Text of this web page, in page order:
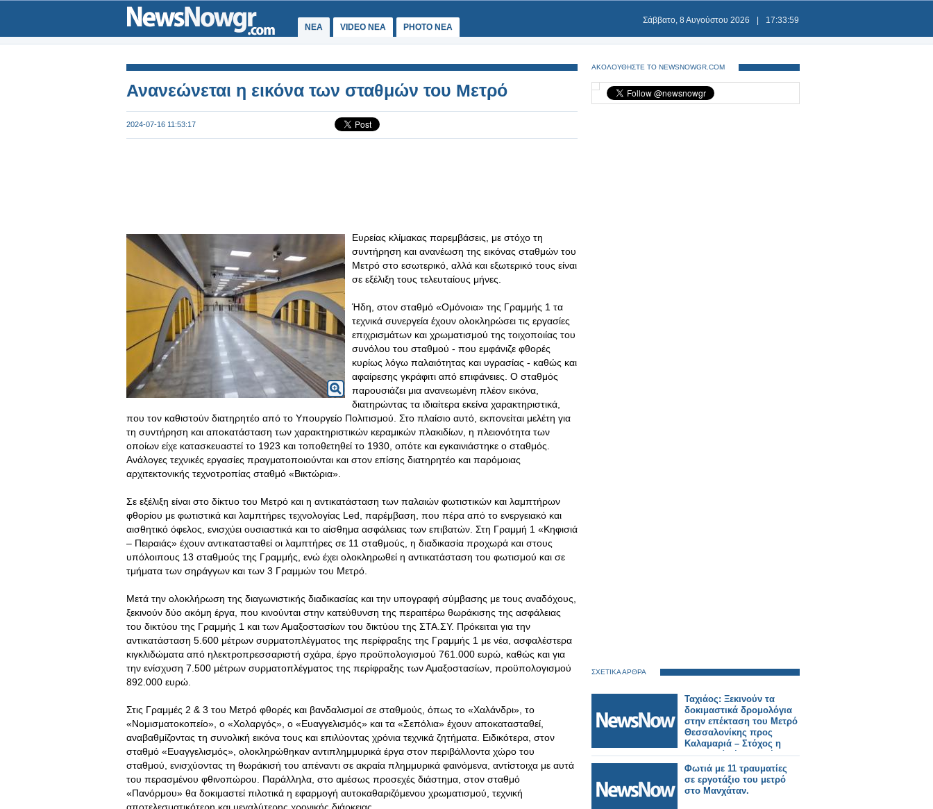
ΝΕΑ VIDEO NEA PHOTO NEA
Σάββατο, 8 Αυγούστου 2026 17:33:59
Ανανεώνεται η εικόνα των σταθμών του Μετρό
2024-07-16 11:53:17
Ευρείας κλίμακας παρεμβάσεις, με στόχο τη
συντήρηση και ανανέωση της εικόνας σταθμών του
Μετρό στο εσωτερικό, αλλά και εξωτερικό τους είναι
σε εξέλιξη τους τελευταίους μήνες.
Ήδη, στον σταθμό «Ομόνοια» της Γραμμής 1 τα
τεχνικά συνεργεία έχουν ολοκληρώσει τις εργασίες
επιχρισμάτων και χρωματισμού της τοιχοποιίας του
συνόλου του σταθμού - που εμφάνιζε φθορές
κυρίως λόγω παλαιότητας και υγρασίας - καθώς και
αφαίρεσης γκράφιτι από επιφάνειες. Ο σταθμός
παρουσιάζει μια ανανεωμένη πλέον εικόνα,
διατηρώντας τα ιδιαίτερα εκείνα χαρακτηριστικά,
που τον καθιστούν διατηρητέο από το Υπουργείο Πολιτισμού. Στο πλαίσιο αυτό, εκπονείται μελέτη για
τη συντήρηση και αποκατάσταση των χαρακτηριστικών κεραμικών πλακιδίων, η πλειονότητα των
οποίων είχε κατασκευαστεί το 1923 και τοποθετηθεί το 1930, οπότε και εγκαινιάστηκε ο σταθμός.
Ανάλογες τεχνικές εργασίες πραγματοποιούνται και στον επίσης διατηρητέο και παρόμοιας
αρχιτεκτονικής τεχνοτροπίας σταθμό «Βικτώρια».
Σε εξέλιξη είναι στο δίκτυο του Μετρό και η αντικατάσταση των παλαιών φωτιστικών και λαμπτήρων
φθορίου με φωτιστικά και λαμπτήρες τεχνολογίας Led, παρέμβαση, που πέρα από το ενεργειακό και
αισθητικό όφελος, ενισχύει ουσιαστικά και το αίσθημα ασφάλειας των επιβατών. Στη Γραμμή 1 «Κηφισιά
– Πειραιάς» έχουν αντικατασταθεί οι λαμπτήρες σε 11 σταθμούς, η διαδικασία προχωρά και στους
υπόλοιπους 13 σταθμούς της Γραμμής, ενώ έχει ολοκληρωθεί η αντικατάσταση του φωτισμού και σε
τμήματα των σηράγγων και των 3 Γραμμών του Μετρό.
Μετά την ολοκλήρωση της διαγωνιστικής διαδικασίας και την υπογραφή σύμβασης με τους αναδόχους,
ξεκινούν δύο ακόμη έργα, που κινούνται στην κατεύθυνση της περαιτέρω θωράκισης της ασφάλειας
του δικτύου της Γραμμής 1 και των Αμαξοστασίων του δικτύου της ΣΤΑ.ΣΥ. Πρόκειται για την
αντικατάσταση 5.600 μέτρων συρματοπλέγματος της περίφραξης της Γραμμής 1 με νέα, ασφαλέστερα
κιγκλιδώματα από ηλεκτροπρεσσαριστή σχάρα, έργο προϋπολογισμού 761.000 ευρώ, καθώς και για
την ενίσχυση 7.500 μέτρων συρματοπλέγματος της περίφραξης των Αμαξοστασίων, προϋπολογισμού
892.000 ευρώ.
Στις Γραμμές 2 & 3 του Μετρό φθορές και βανδαλισμοί σε σταθμούς, όπως το «Χαλάνδρι», το
«Νομισματοκοπείο», ο «Χολαργός», ο «Ευαγγελισμός» και τα «Σεπόλια» έχουν αποκατασταθεί,
αναβαθμίζοντας τη συνολική εικόνα τους και επιλύοντας χρόνια τεχνικά ζητήματα. Ειδικότερα, στον
σταθμό «Ευαγγελισμός», ολοκληρώθηκαν αντιπλημμυρικά έργα στον περιβάλλοντα χώρο του
σταθμού, ενισχύοντας τη θωράκισή του απέναντι σε ακραία πλημμυρικά φαινόμενα, αντίστοιχα με αυτά
του περασμένου φθινοπώρου. Παράλληλα, στο αμέσως προσεχές διάστημα, στον σταθμό
«Πανόρμου» θα δοκιμαστεί πιλοτικά η εφαρμογή αυτοκαθαριζόμενου χρωματισμού, τεχνική
ΑΚΟΛΟΥΘΗΣΤΕ ΤΟ NEWSNOWGR.COM
ΣΧΕΤΙΚΑ ΑΡΘΡΑ
Ταχιάος: Ξεκινούν τα
δοκιμαστικά δρομολόγια
στην επέκταση του Μετρό
Θεσσαλονίκης προς
Καλαμαριά – Στόχος η
λειτουργία έως το τέλος
του μήνα.
Φωτιά με 11 τραυματίες
σε εργοτάξιο του μετρό
στο Μανχάταν.